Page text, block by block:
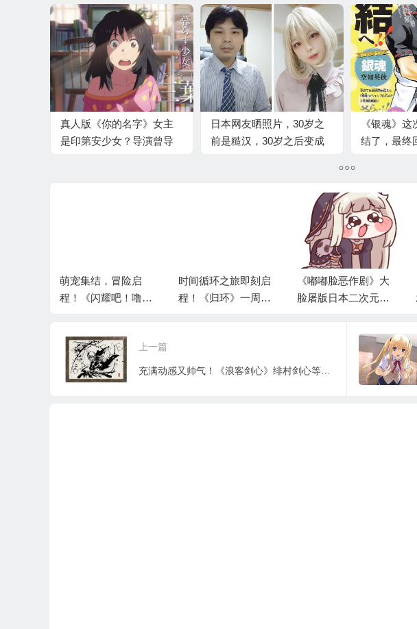
真人版《你的名字》女主
是印第安少女？导演曾导
日本网友晒照片，30岁之
前是糙汉，30岁之后变成
《银魂》
结了，最终
时间循环之旅即刻启
程！《归环》一周目
《嘟嘟脸恶作剧》大
脸屠版日本二次元精
《剑网3》十六周年庆
发布会：“全民新流派
上一篇